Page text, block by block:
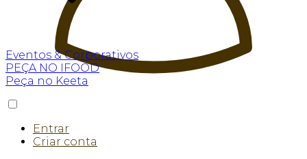
Eventos & Corporativos
PEÇA NO IFOOD
Peça no Keeta
Entrar
Criar conta